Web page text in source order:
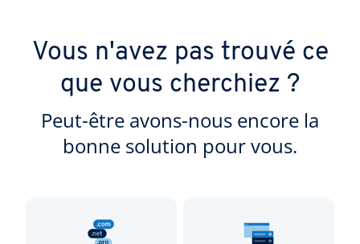
Vous n'avez pas trouvé ce
que vous cherchiez ?
Peut-être avons-nous encore la
bonne solution pour vous.